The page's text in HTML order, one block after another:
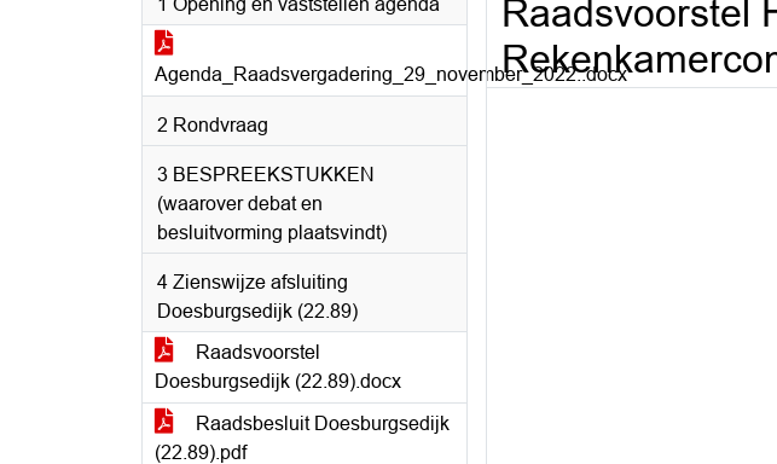
1 Opening en vaststellen agenda
Agenda_Raadsvergadering_29_november_2022..docx
2 Rondvraag
3 BESPREEKSTUKKEN
(waarover debat en
besluitvorming plaatsvindt)
4 Zienswijze afsluiting
Doesburgsedijk (22.89)
Raadsvoorstel
Doesburgsedijk (22.89).docx
Raadsbesluit Doesburgsedijk
(22.89).pdf
Raadsvoorstel